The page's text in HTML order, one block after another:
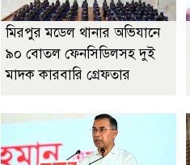
মিরপুর মডেল থানার অভিযানে
৯০ বোতল ফেনসিডিলসহ দুই
মাদক কারবারি গ্রেফতার